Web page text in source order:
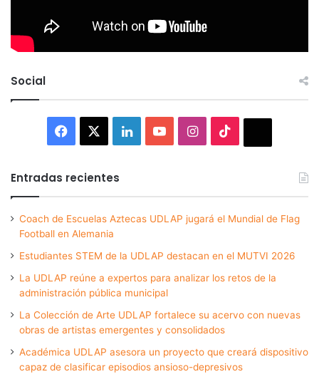
Social
Facebook LinkedInYouTubeInstagram
Entradas recientes
Coach de Escuelas Aztecas UDLAP jugará el Mundial de Flag
Football en Alemania
Estudiantes STEM de la UDLAP destacan en el MUTVI 2026
La UDLAP reúne a expertos para analizar los retos de la
administración pública municipal
La Colección de Arte UDLAP fortalece su acervo con nuevas
obras de artistas emergentes y consolidados
Académica UDLAP asesora un proyecto que creará dispositivo
capaz de clasificar episodios ansioso-depresivos